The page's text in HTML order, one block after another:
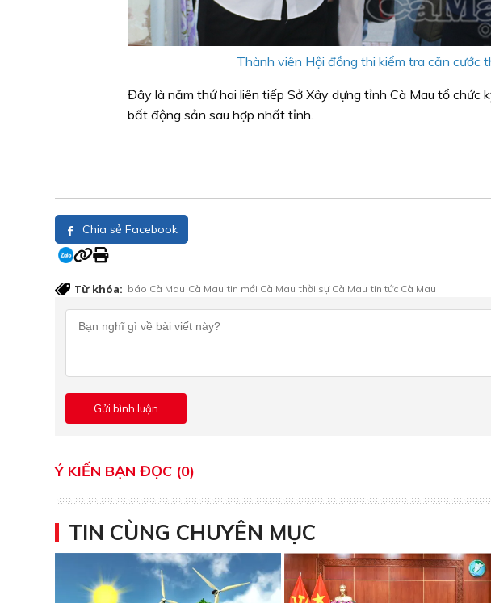
Thành viên Hội đồng thi kiểm tra căn cước
Đây là năm thứ hai liên tiếp Sở Xây dựng tỉnh Cà Mau tổ chức
bất động sản sau hợp nhất tỉnh.
Chia sẻ Facebook
Từ khóa: báo Cà Mau Cà Mau tin mới Cà Mau thời sự Cà Mau tin tức Cà Mau
Ý KIẾN BẠN ĐỌC (0)
TIN CÙNG CHUYÊN MỤC